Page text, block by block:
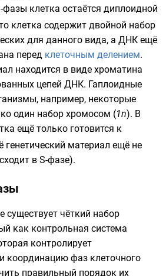
-фазы клетка остаётся диплоидной
клетка содержит двойной набор
для данного вида, а ДНК ещё
перед клеточным делением.
находится в виде хроматина
цепей ДНК. Гаплоидные
, например, некоторые
один набор хромосом (1n). В
ещё только готовится к
генетический материал ещё не
в S-фазе).
существует чёткий набор
как контрольная система
контролирует
координацию фаз клеточного
правильный порядок их